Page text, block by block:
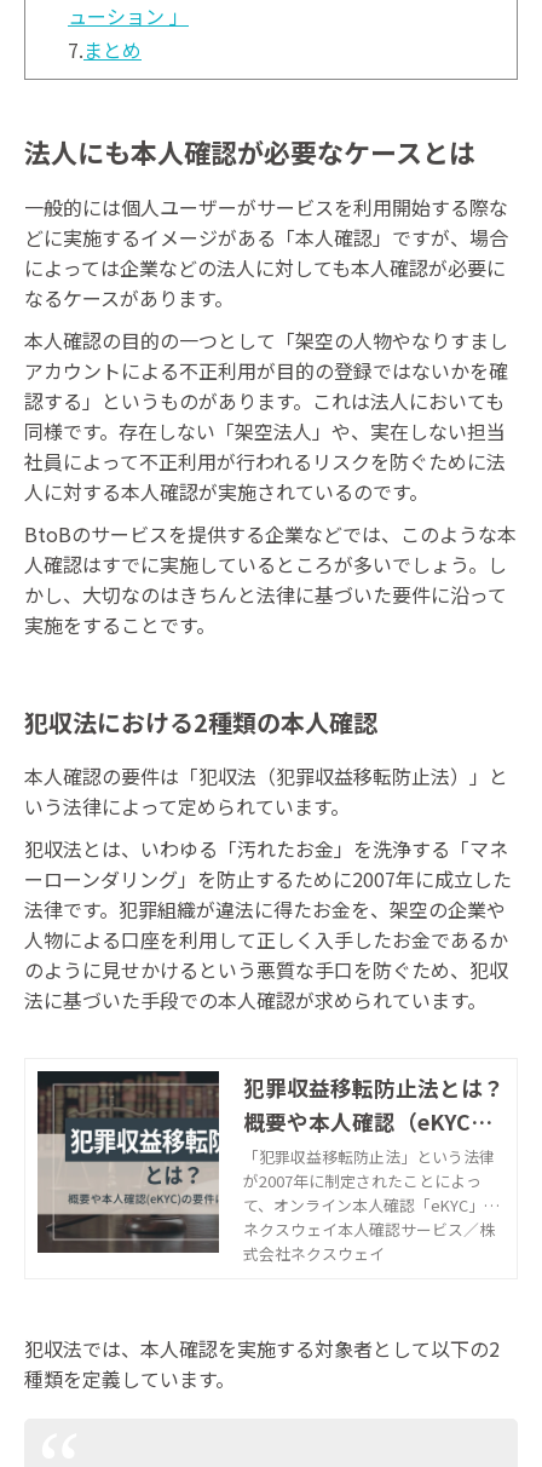
ューション 」
7.まとめ
法人にも本人確認が必要なケースとは
一般的には個人ユーザーがサービスを利用開始する際な
どに実施するイメージがある「本人確認」ですが、場合
によっては企業などの法人に対しても本人確認が必要に
なるケースがあります。
本人確認の目的の一つとして「架空の人物やなりすまし
アカウントによる不正利用が目的の登録ではないかを確
認する」というものがあります。これは法人においても
同様です。存在しない「架空法人」や、実在しない担当
社員によって不正利用が行われるリスクを防ぐために法
人に対する本人確認が実施されているのです。
BtoBのサービスを提供する企業などでは、このような本
人確認はすでに実施しているところが多いでしょう。し
かし、大切なのはきちんと法律に基づいた要件に沿って
実施をすることです。
犯収法における2種類の本人確認
本人確認の要件は「犯収法（犯罪収益移転防止法）」と
いう法律によって定められています。
犯収法とは、いわゆる「汚れたお金」を洗浄する「マネ
ーローンダリング」を防止するために2007年に成立した
法律です。犯罪組織が違法に得たお金を、架空の企業や
人物による口座を利用して正しく入手したお金であるか
のように見せかけるという悪質な手口を防ぐため、犯収
法に基づいた手段での本人確認が求められています。
犯罪収益移転防止法とは？
概要や本人確認（eKYC）
の要件について ｜株式会
社ネクスウェイ
「犯罪収益移転防止法」という法律
が2007年に制定されたことによっ
て、オンライン本人確認「eKYC」と
いうサービスが普及しました。スマ
ホで顔写真と身分証を撮影するeKYC
ネクスウェイ本人確認サービス／株
式会社ネクスウェイ
犯収法では、本人確認を実施する対象者として以下の2
種類を定義しています。